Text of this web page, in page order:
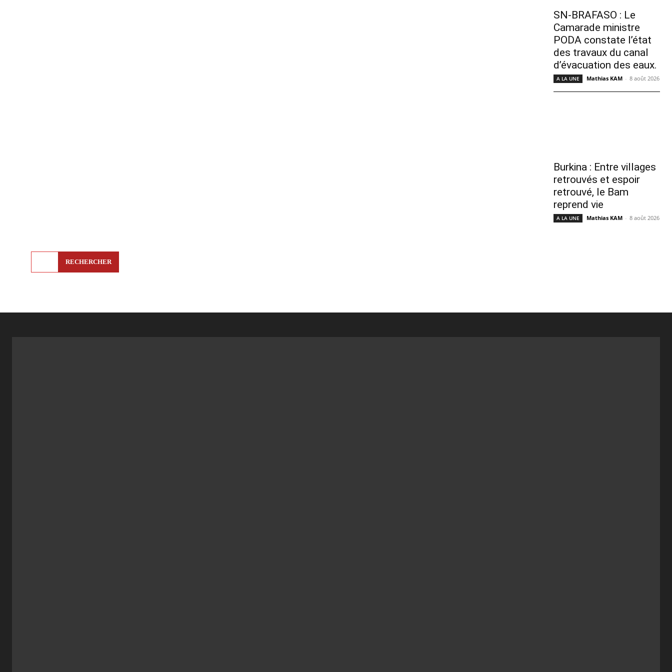
RECHERCHER
SN-BRAFASO : Le
Camarade ministre
PODA constate l’état
des travaux du canal
d’évacuation des eaux.
A LA UNE Mathias KAM - 8 août 2026
Burkina : Entre villages
retrouvés et espoir
retrouvé, le Bam
reprend vie
A LA UNE Mathias KAM - 8 août 2026